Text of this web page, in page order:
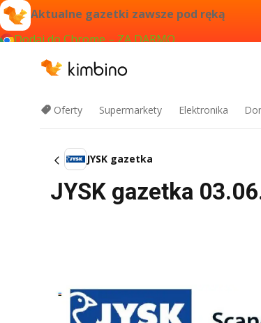
Aktualne gazetki zawsze pod ręką
Dodaj do Chrome – ZA DARMO
Oferty Supermarkety Elektronika
JYSK gazetka
JYSK gazetka